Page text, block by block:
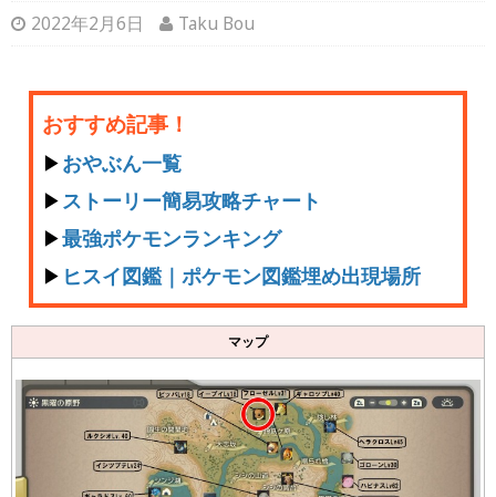
2022年2月6日 Taku Bou
おすすめ記事！
▶おやぶん一覧
▶ ストーリー簡易攻略チャート
▶最強ポケモンランキング
▶ ヒスイ図鑑｜ポケモン図鑑埋め出現場所
マップ